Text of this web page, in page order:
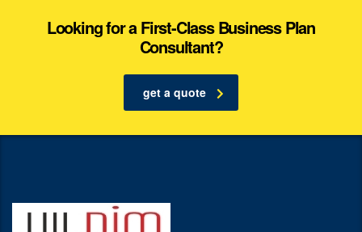
Looking for a First-Class Business Plan
Consultant?
get a quote